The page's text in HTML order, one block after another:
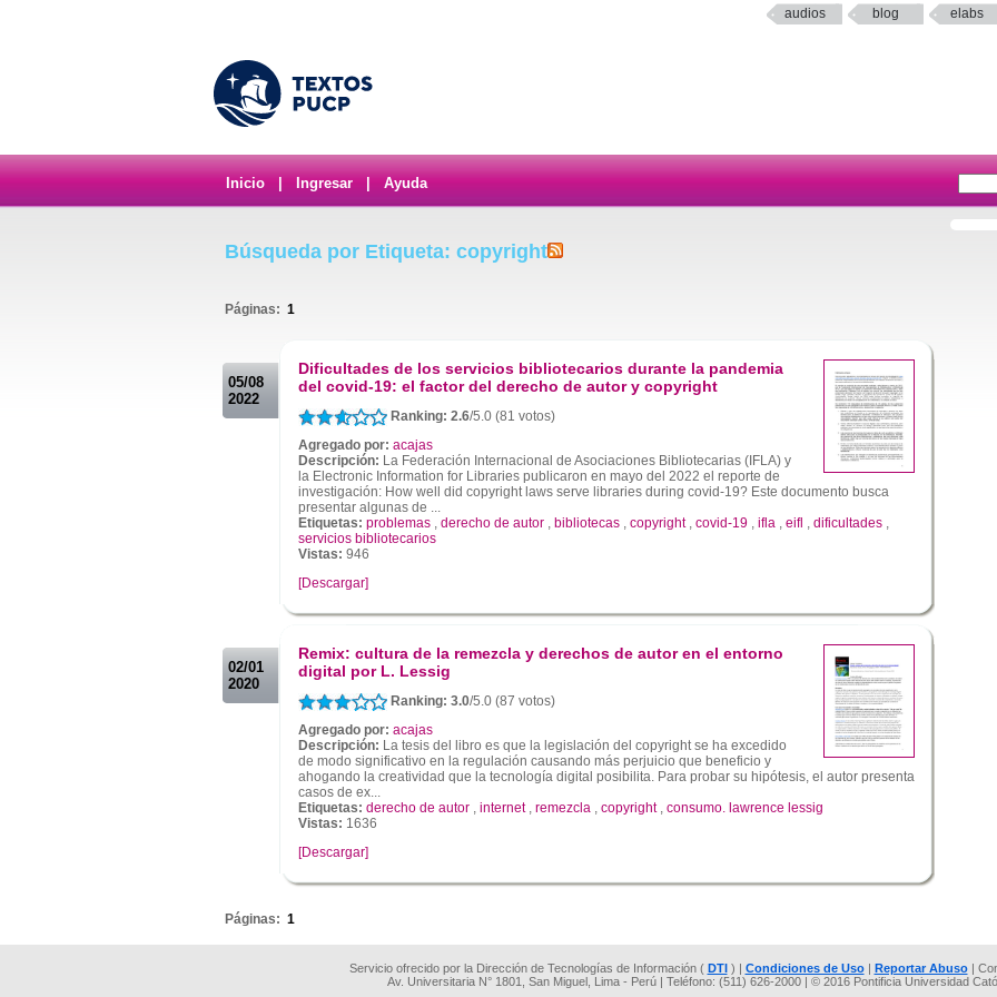
audios blog elabs
Inicio Ingresar Ayuda
Búsqueda por Etiqueta: copyright
Páginas: 1
05/08
2022
Dificultades de los servicios bibliotecarios durante la pandemia
del covid-19: el factor del derecho de autor y copyright
Ranking: 2.6/5.0 (81 votos)
Agregado por: acajas
Descripción: La Federación Internacional de Asociaciones Bibliotecarias (IFLA) y
la Electronic Information for Libraries publicaron en mayo del 2022 el reporte de
investigación: How well did copyright laws serve libraries during covid-19? Este documento busca
presentar algunas de ...
Etiquetas: problemas , derecho de autor , bibliotecas , copyright, covid-19 , ifla , eifl , dificultades ,
servicios bibliotecarios
Vistas: 946
[Descargar]
02/01
2020
Remix: cultura de la remezcla y derechos de autor en el entorno
digital por L. Lessig
Ranking: 3.0/5.0 (87 votos)
Agregado por: acajas
Descripción: La tesis del libro es que la legislación del copyright se ha excedido
de modo significativo en la regulación causando más perjuicio que beneficio y
ahogando la creatividad que la tecnología digital posibilita. Para probar su hipótesis, el autor presenta
casos de ex...
Etiquetas: derecho de autor , internet, remezcla , copyright, consumo. lawrence lessig
Vistas: 1636
[Descargar]
Páginas: 1
Servicio ofrecido por la Dirección de Tecnologías de Información ( DTI) | Condiciones de Uso| Reportar Abuso|
Av. Universitaria N° 1801, San Miguel, Lima - Perú | Teléfono: (511) 626-2000 | © 2016 Pontificia Universidad